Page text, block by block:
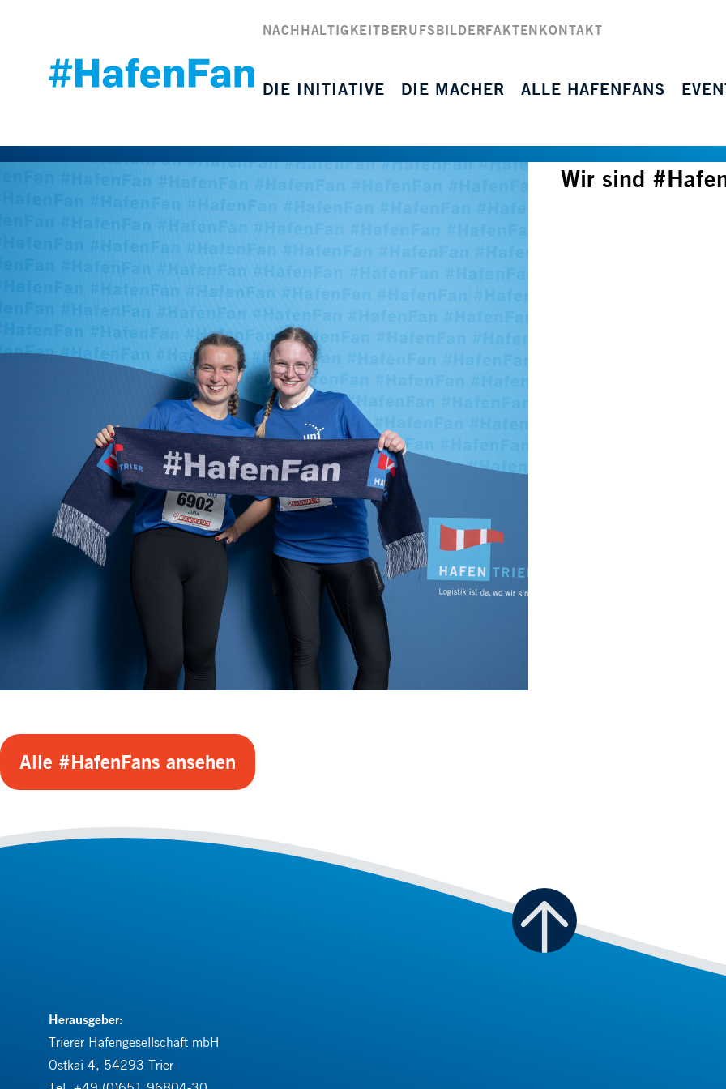
NACHHALTIGKEITBERUFSBILDERFAKTENKONTAKT
DIE INITIATIVE DIE MACHER ALLE HAFENFANS
Wir sind
Alle #HafenFans ansehen
Herausgeber:
Trierer Hafengesellschaft mbH
Ostkai 4, 54293 Trier